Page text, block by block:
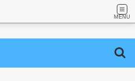
MENU